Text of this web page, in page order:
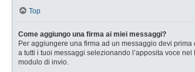
Top
Come aggiungo una firma ai miei messaggi?
Per aggiungere una firma ad un messaggio devi
a tutti i tuoi messaggi selezionando l’apposita voce
modulo di invio.